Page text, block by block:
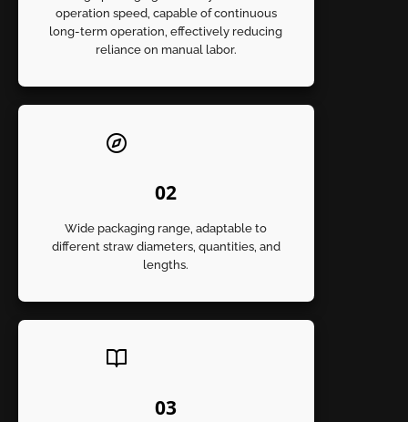
operation speed, capable of continuous
long-term operation, effectively reducing
reliance on manual labor.
02
Wide packaging range, adaptable to
different straw diameters, quantities, and
lengths.
03